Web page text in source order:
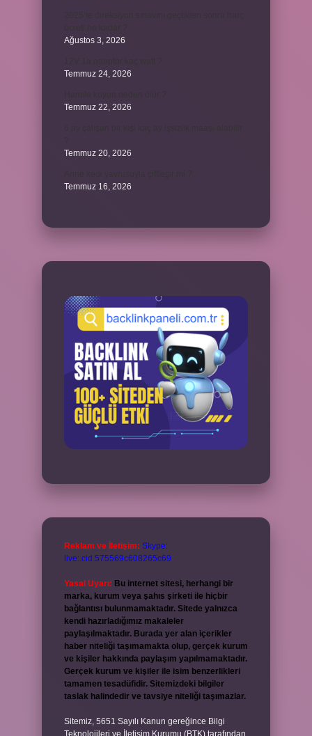
Ağustos 3, 2026
Temmuz 24, 2026
Temmuz 22, 2026
Temmuz 20, 2026
Temmuz 16, 2026
Reklam ve İletişim: Skype:
live:.cid.575569c608265c69
Yasal Uyarı: Bu internet sitesi, herhangi bir
marka, kurum veya şahıs şirketi ile hiçbir
bağlantısı bulunmamaktadır. Sitede yalnızca
kendi hazırladığımız makaleler
paylaşılmaktadır. Burada yer alan içerikler
haber niteliği taşımamakta olup, gerçek kurum
ve kişiler hakkında paylaşım yapılmamaktadır.
Gerçek kurum ve kişiler ile isim benzerlikleri
tamamen tesadüfidir. Sitemizdeki bilgiler
taslak halindedir ve tavsiye niteliği taşımazlar.
Sitemiz, 5651 Sayılı Kanun gereğince Bilgi
Teknolojileri ve İletişim Kurumu (BTK) tarafından